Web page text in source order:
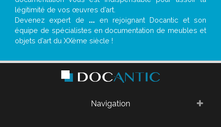
légitimité de vos œuvres d’art.
Devenez expert de ... en rejoignant Docantic et son
équipe de spécialistes en documentation de meubles et
objets d’art du XXème siècle !
Navigation